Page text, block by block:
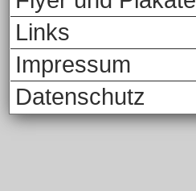
Links
Impressum
Datenschutz